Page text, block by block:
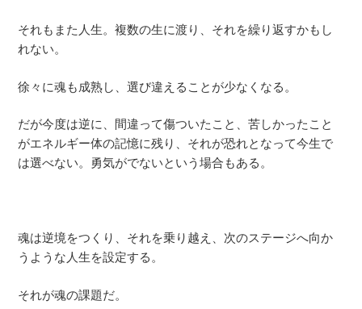
それもまた人生。複数の生に渡り、それを繰り返すかもし
れない。
徐々に魂も成熟し、選び違えることが少なくなる。
だが今度は逆に、間違って傷ついたこと、苦しかったこと
がエネルギー体の記憶に残り、それが恐れとなって今生で
は選べない。勇気がでないという場合もある。
魂は逆境をつくり、それを乗り越え、次のステージへ向か
うような人生を設定する。
それが魂の課題だ。